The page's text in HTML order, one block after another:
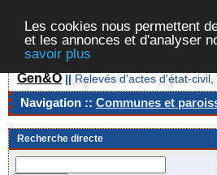
Les cookies nous permettent
et les annonces et d'analyser
savoir plus
Gen&O || Relevés d'actes d'état-
Navigation :: Communes et
Recherche directe